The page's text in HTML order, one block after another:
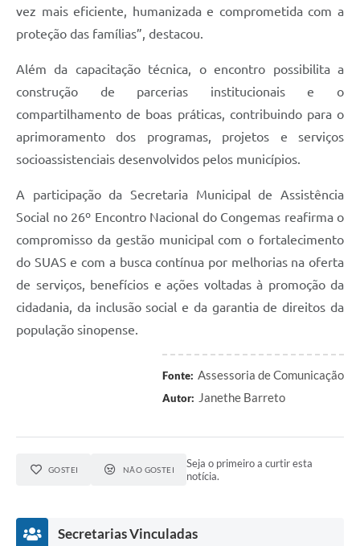
vez mais eficiente, humanizada e comprometida com a
proteção das famílias”, destacou.
Além da capacitação técnica, o encontro possibilita a
construção de parcerias institucionais e o
compartilhamento de boas práticas, contribuindo para o
aprimoramento dos programas, projetos e serviços
socioassistenciais desenvolvidos pelos municípios.
A participação da Secretaria Municipal de Assistência
Social no 26º Encontro Nacional do Congemas reafirma o
compromisso da gestão municipal com o fortalecimento
do SUAS e com a busca contínua por melhorias na oferta
de serviços, benefícios e ações voltadas à promoção da
cidadania, da inclusão social e da garantia de direitos da
população sinopense.
Fonte: Assessoria de Comunicação
Autor: Janethe Barreto
GOSTEI NÃO GOSTEI
Seja o primeiro a curtir esta
notícia.
Secretarias Vinculadas